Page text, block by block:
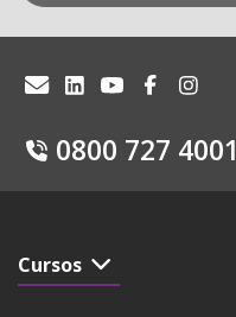
0800 727 4001
Cursos